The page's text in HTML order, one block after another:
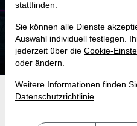
Mit 71.3 % Wahrscheinlichkeit wird
mit dieser Aktie
Investment-Check:
stattfinden.
Sie können alle Dienste
Auswahl individuell festlegen.
jederzeit über die Cookie-
oder ändern.
Weitere Informationen finden
Datenschutzrichtlinie.